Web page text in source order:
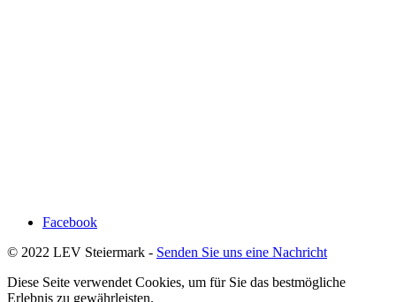
Facebook
© 2022 LEV Steiermark - Senden Sie uns eine Nachricht
Diese Seite verwendet Cookies, um für Sie das bestmögliche
Erlebnis zu gewährleisten.